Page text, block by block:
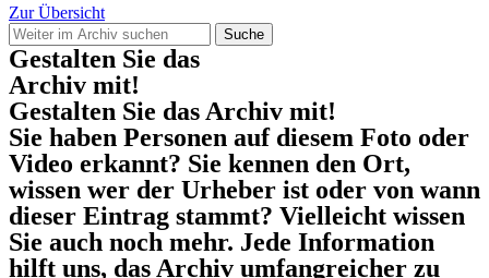
Zur Übersicht
Suche
Gestalten Sie das
Archiv mit!
Gestalten Sie das Archiv mit!
Sie haben Personen auf diesem Foto oder
Video erkannt? Sie kennen den Ort,
wissen wer der Urheber ist oder von wann
dieser Eintrag stammt? Vielleicht wissen
Sie auch noch mehr. Jede Information
hilft uns, das Archiv umfangreicher zu